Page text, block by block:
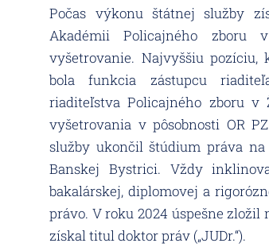
Počas výkonu štátnej služby
Akadémii Policajného zboru
vyšetrovanie. Najvyššiu
bola funkcia zástupcu
riaditeľstva Policajného zboru v
vyšetrovania v pôsobnosti OR
služby ukončil štúdium práva
Banskej Bystrici. Vždy
bakalárskej, diplomovej a
právo. V roku 2024 úspešne zložil
získal titul doktor práv („JUDr.“).